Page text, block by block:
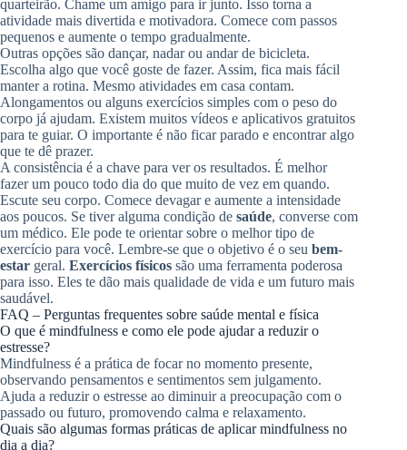
quarteirão. Chame um amigo para ir junto. Isso torna a
atividade mais divertida e motivadora. Comece com passos
pequenos e aumente o tempo gradualmente.
Outras opções são dançar, nadar ou andar de bicicleta.
Escolha algo que você goste de fazer. Assim, fica mais fácil
manter a rotina. Mesmo atividades em casa contam.
Alongamentos ou alguns exercícios simples com o peso do
corpo já ajudam. Existem muitos vídeos e aplicativos gratuitos
para te guiar. O importante é não ficar parado e encontrar algo
que te dê prazer.
A consistência é a chave para ver os resultados. É melhor
fazer um pouco todo dia do que muito de vez em quando.
Escute seu corpo. Comece devagar e aumente a intensidade
aos poucos. Se tiver alguma condição de saúde, converse com
um médico. Ele pode te orientar sobre o melhor tipo de
exercício para você. Lembre-se que o objetivo é o seu bem-
estar geral. Exercícios físicos são uma ferramenta poderosa
para isso. Eles te dão mais qualidade de vida e um futuro mais
saudável.
FAQ – Perguntas frequentes sobre saúde mental e física
O que é mindfulness e como ele pode ajudar a reduzir o
estresse?
Mindfulness é a prática de focar no momento presente,
observando pensamentos e sentimentos sem julgamento.
Ajuda a reduzir o estresse ao diminuir a preocupação com o
passado ou futuro, promovendo calma e relaxamento.
Quais são algumas formas práticas de aplicar mindfulness no
dia a dia?